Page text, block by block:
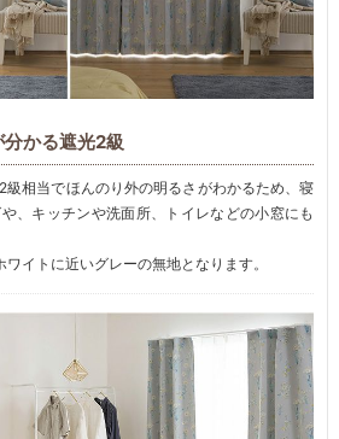
かる遮光2級
級相当でほんのり外の明るさがわかるため、寝
、キッチンや洗面所、トイレなどの小窓にも
イトに近いグレーの無地となります。